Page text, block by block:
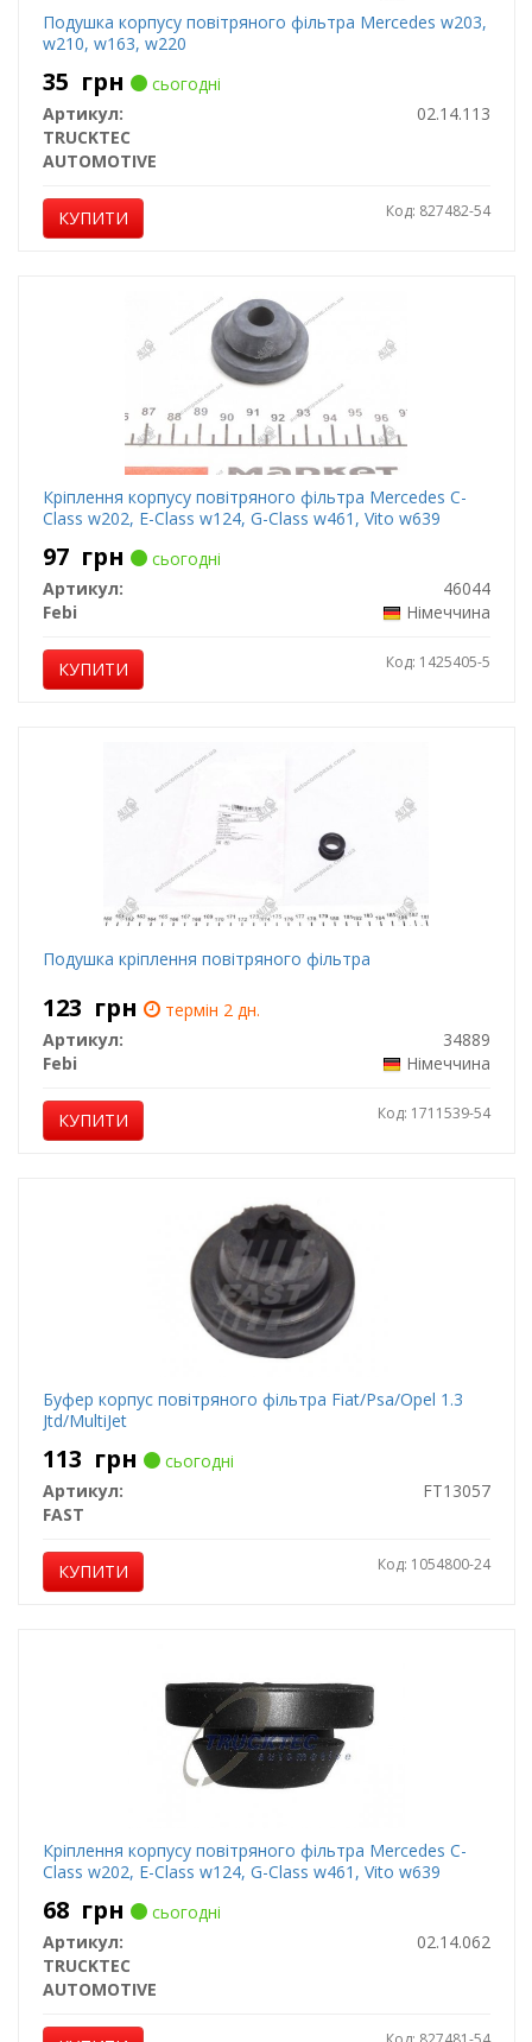
Подушка корпусу повітряного фільтра Mercedes w203,
w210, w163, w220
35 грн
сьогодні
Артикул:
02.14.113
TRUCKTEC
AUTOMOTIVE
КУПИТИ Код: 827482-54
Кріплення корпусу повітряного фільтра Mercedes C-
Class w202, E-Class w124, G-Class w461, Vito w639
97 грн
сьогодні
Артикул:
46044
Febi
Німеччина
КУПИТИ Код: 1425405-5
Подушка кріплення повітряного фільтра
123 грн
термін 2 дн.
Артикул:
34889
Febi
Німеччина
КУПИТИ Код: 1711539-54
Буфер корпус повітряного фільтра Fiat/Psa/Opel 1.3
Jtd/MultiJet
113 грн
сьогодні
Артикул:
FT13057
FAST
КУПИТИ Код: 1054800-24
Кріплення корпусу повітряного фільтра Mercedes C-
Class w202, E-Class w124, G-Class w461, Vito w639
68 грн
сьогодні
Артикул:
02.14.062
TRUCKTEC
AUTOMOTIVE